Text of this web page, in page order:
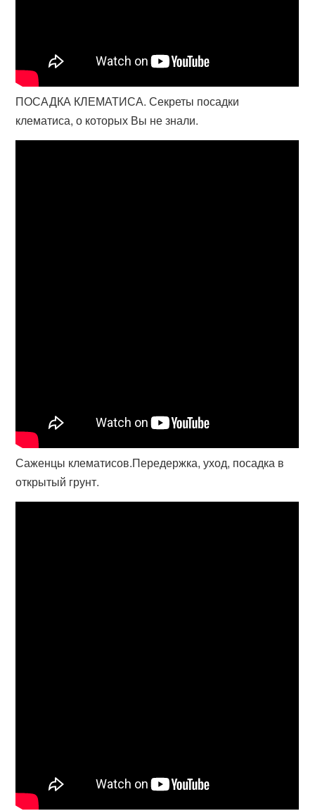
ПОСАДКА КЛЕМАТИСА. Секреты посадки
клематиса, о которых Вы не знали.
Саженцы клематисов.Передержка, уход, посадка в
открытый грунт.